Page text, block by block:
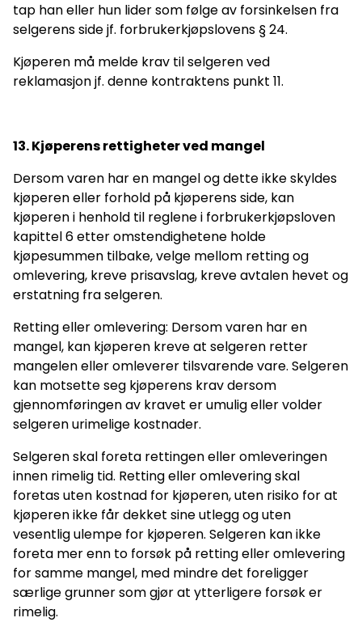
tap han eller hun lider som følge av forsinkelsen fra
selgerens side jf. forbrukerkjøpslovens § 24.
Kjøperen må melde krav til selgeren ved
reklamasjon jf. denne kontraktens punkt 11.
13. Kjøperens rettigheter ved mangel
Dersom varen har en mangel og dette ikke skyldes
kjøperen eller forhold på kjøperens side, kan
kjøperen i henhold til reglene i forbrukerkjøpsloven
kapittel 6 etter omstendighetene holde
kjøpesummen tilbake, velge mellom retting og
omlevering, kreve prisavslag, kreve avtalen hevet og
erstatning fra selgeren.
Retting eller omlevering: Dersom varen har en
mangel, kan kjøperen kreve at selgeren retter
mangelen eller omleverer tilsvarende vare. Selgeren
kan motsette seg kjøperens krav dersom
gjennomføringen av kravet er umulig eller volder
selgeren urimelige kostnader.
Selgeren skal foreta rettingen eller omleveringen
innen rimelig tid. Retting eller omlevering skal
foretas uten kostnad for kjøperen, uten risiko for at
kjøperen ikke får dekket sine utlegg og uten
vesentlig ulempe for kjøperen. Selgeren kan ikke
foreta mer enn to forsøk på retting eller omlevering
for samme mangel, med mindre det foreligger
særlige grunner som gjør at ytterligere forsøk er
rimelig.